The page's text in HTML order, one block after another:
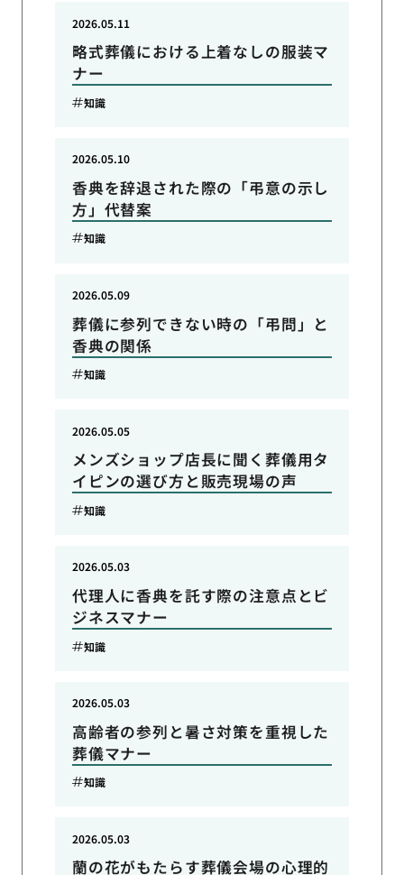
略式葬儀における上着なしの服装マ
ナー
2026.05.11
知識
香典を辞退された際の「弔意の示し
方」代替案
2026.05.10
知識
葬儀に参列できない時の「弔問」と
香典の関係
2026.05.09
知識
メンズショップ店長に聞く葬儀用タ
イピンの選び方と販売現場の声
2026.05.05
知識
代理人に香典を託す際の注意点とビ
ジネスマナー
2026.05.03
知識
高齢者の参列と暑さ対策を重視した
葬儀マナー
2026.05.03
知識
蘭の花がもたらす葬儀会場の心理的
2026.05.03